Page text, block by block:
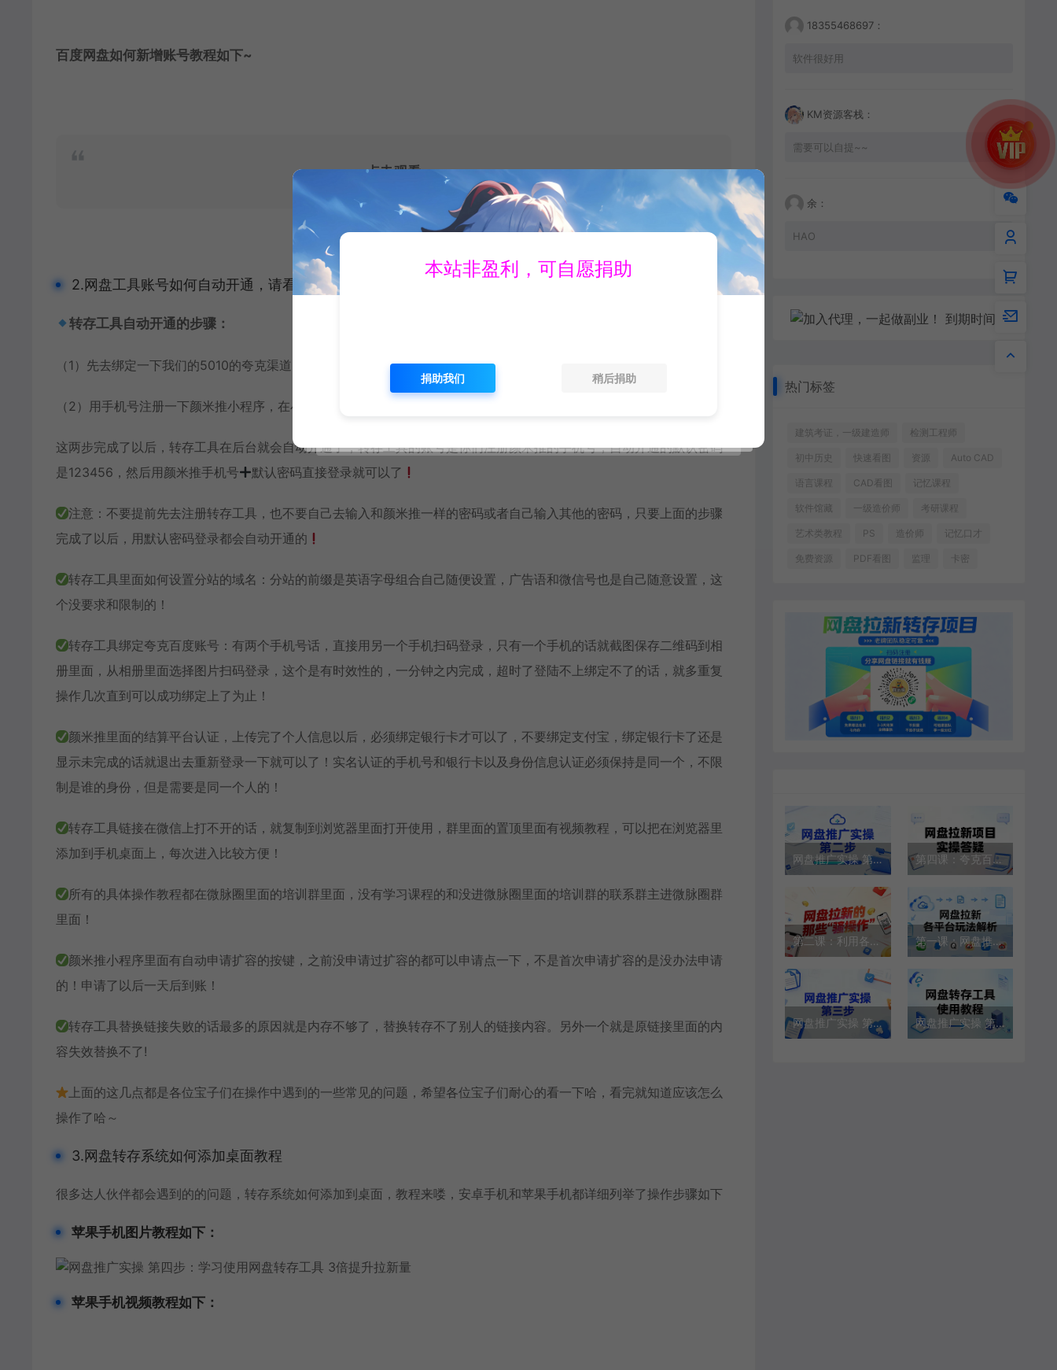
百度网盘如何新增账号教程如下~
点击观看
2.网盘工具账号如何自动开通，请看下面答疑解惑
转存工具自动开通的步骤：
（1）先去绑定一下我们的5010的夸克渠道。
（2）用手机号注册一下颜米推小程序，在小程序里面绑定一下你的夸克的udid。
这两步完成了以后，转存工具在后台就会自动开通了，转存工具的账号是你们注册颜米推的手机号，自动开通的默认密码
是123456，然后用颜米推手机号
默认密码直接登录就可以了
注意：不要提前先去注册转存工具，也不要自己去输入和颜米推一样的密码或者自己输入其他的密码，只要上面的步骤
完成了以后，用默认密码登录都会自动开通的
转存工具里面如何设置分站的域名：分站的前缀是英语字母组合自己随便设置，广告语和微信号也是自己随意设置，这
个没要求和限制的！
转存工具绑定夸克百度账号：有两个手机号话，直接用另一个手机扫码登录，只有一个手机的话就截图保存二维码到相
册里面，从相册里面选择图片扫码登录，这个是有时效性的，一分钟之内完成，超时了登陆不上绑定不了的话，就多重复
操作几次直到可以成功绑定上了为止！
颜米推里面的结算平台认证，上传完了个人信息以后，必须绑定银行卡才可以了，不要绑定支付宝，绑定银行卡了还是
显示未完成的话就退出去重新登录一下就可以了！实名认证的手机号和银行卡以及身份信息认证必须保持是同一个，不限
制是谁的身份，但是需要是同一个人的！
转存工具链接在微信上打不开的话，就复制到浏览器里面打开使用，群里面的置顶里面有视频教程，可以把在浏览器里
添加到手机桌面上，每次进入比较方便！
所有的具体操作教程都在微脉圈里面的培训群里面，没有学习课程的和没进微脉圈里面的培训群的联系群主进微脉圈群
里面！
颜米推小程序里面有自动申请扩容的按键，之前没申请过扩容的都可以申请点一下，不是首次申请扩容的是没办法申请
的！申请了以后一天后到账！
转存工具替换链接失败的话最多的原因就是内存不够了，替换转存不了别人的链接内容。另外一个就是原链接里面的内
容失效替换不了!
上面的这几点都是各位宝子们在操作中遇到的一些常见的问题，希望各位宝子们耐心的看一下哈，看完就知道应该怎么
操作了哈～
3.网盘转存系统如何添加桌面教程
很多达人伙伴都会遇到的的问题，转存系统如何添加到桌面，教程来喽，安卓手机和苹果手机都详细列举了操作步骤如下
苹果手机图片教程如下：
苹果手机视频教程如下：
18355468697：
软件很好用
KM资源客栈：
需要可以自提~~
余：
HAO
热门标签
建筑考证，一级建造师 检测工程师
初中历史 快速看图 资源 Auto CAD
语言课程 CAD看图 记忆课程
软件馆藏 一级造价师 考研课程
艺术类教程 PS 造价师 记忆口才
免费资源 PDF看图 监理 卡密
网盘推广实操 第二步：绑定颜米推小程序 第四课：夸克百度网盘拉新转存项目实操答疑
第二课：利用各个平台去做夸克百度网盘推广的方法 第一课：网盘推广拉新转存项目各平台玩法解析
网盘推广实操 第三步：巧用自动化网盘转存工具轻松玩转夸克项目 网盘推广实操 第四步：学习使用网盘转存工具 3倍提升拉新量
本站非盈利，可自愿捐助
捐助我们 稍后捐助